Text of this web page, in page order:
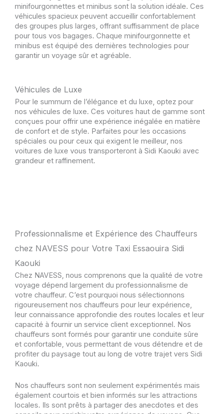
minifourgonnettes et minibus sont la solution idéale. Ces
véhicules spacieux peuvent accueillir confortablement
des groupes plus larges, offrant suffisamment de place
pour tous vos bagages. Chaque minifourgonnette et
minibus est équipé des dernières technologies pour
garantir un voyage sûr et agréable.
Véhicules de Luxe
Pour le summum de l’élégance et du luxe, optez pour
nos véhicules de luxe. Ces voitures haut de gamme sont
conçues pour offrir une expérience inégalée en matière
de confort et de style. Parfaites pour les occasions
spéciales ou pour ceux qui exigent le meilleur, nos
voitures de luxe vous transporteront à Sidi Kaouki avec
grandeur et raffinement.
Professionnalisme et Expérience des Chauffeurs
chez NAVESS pour Votre Taxi Essaouira Sidi
Kaouki
Chez NAVESS, nous comprenons que la qualité de votre
voyage dépend largement du professionnalisme de
votre chauffeur. C’est pourquoi nous sélectionnons
rigoureusement nos chauffeurs pour leur expérience,
leur connaissance approfondie des routes locales et leur
capacité à fournir un service client exceptionnel. Nos
chauffeurs sont formés pour garantir une conduite sûre
et confortable, vous permettant de vous détendre et de
profiter du paysage tout au long de votre trajet vers Sidi
Kaouki.
Nos chauffeurs sont non seulement expérimentés mais
également courtois et bien informés sur les attractions
locales. Ils sont prêts à partager des anecdotes et des